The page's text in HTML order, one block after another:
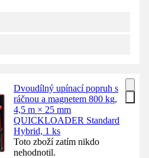
Dvoudílný upínací popruh s
ráčnou a magnetem 800 kg,
4,5 m × 25 mm
QUICKLOADER Standard
Hybrid, 1 ks
Toto zboží zatím nikdo
nehodnotil.